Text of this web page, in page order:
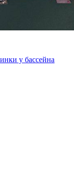
у бассейна